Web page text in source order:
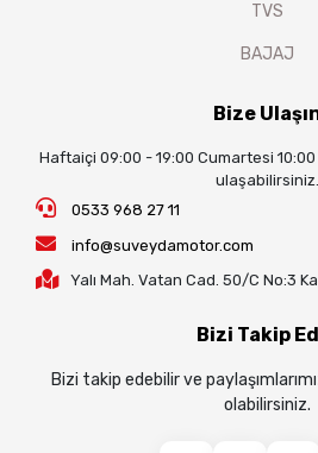
TVS
BAJAJ
Bize
Haftaiçi 09:00 - 19:00 Cumartesi
ulaşabilirsiniz.
0533 968 27 11
info@suveydamotor.com
Yalı Mah. Vatan Cad. 50/C No:3
Bizi Takip
Bizi takip edebilir ve
olabilirsiniz.